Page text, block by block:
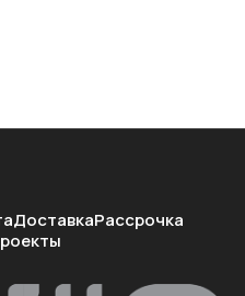
ДоставкаРассрочка